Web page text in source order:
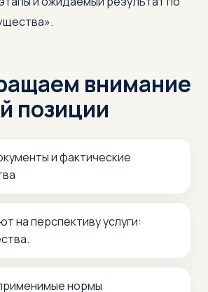
внимание
позиции
и фактические
на перспективу услуги:
нормы